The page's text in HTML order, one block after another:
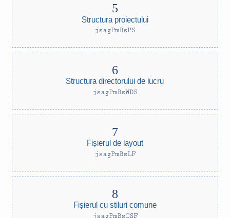
Structura proiectului
jsagPmBsPS
Structura directorului de lucru
jsagPmBsWDS
Fișierul de layout
jsagPmBsLF
Fișierul cu stiluri comune
jsagPmBsCSF